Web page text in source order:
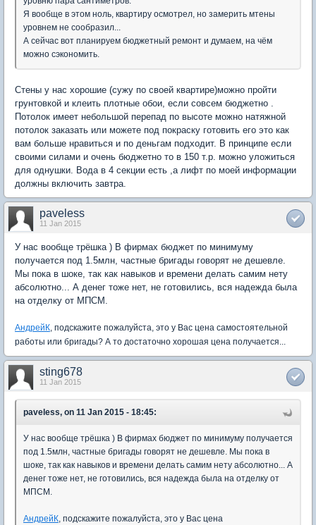
Я вообще в этом ноль, квартиру осмотрел, но замерить мтены
уровнем не сообразил...
А сейчас вот планируем бюджетный ремонт и думаем, на чём
можно сэкономить.
Стены у нас хорошие (сужу по своей квартире)можно пройти
грунтовкой и клеить плотные обои, если совсем бюджетно .
Потолок имеет небольшой перепад по высоте можно натяжной
потолок заказать или можете под покраску готовить его это как
вам больше нравиться и по деньгам подходит. В принципе если
своими силами и очень бюджетно то в 150 т.р. можно уложиться
для однушки. Вода в 4 секции есть ,а лифт по моей информации
должны включить завтра.
paveless
11 Jan 2015
У нас вообще трёшка ) В фирмах бюджет по минимуму
получается под 1.5млн, частные бригады говорят не дешевле.
Мы пока в шоке, так как навыков и времени делать самим нету
абсолютно... А денег тоже нет, не готовились, вся надежда была
на отделку от МПСМ.
АндрейК, подскажите пожалуйста, это у Вас цена самостоятельной
работы или бригады? А то достаточно хорошая цена получается...
sting678
11 Jan 2015
paveless, on 11 Jan 2015 - 18:45:
У нас вообще трёшка ) В фирмах бюджет по минимуму получается
под 1.5млн, частные бригады говорят не дешевле. Мы пока в
шоке, так как навыков и времени делать самим нету абсолютно... А
денег тоже нет, не готовились, вся надежда была на отделку от
МПСМ.
АндрейК, подскажите пожалуйста, это у Вас цена